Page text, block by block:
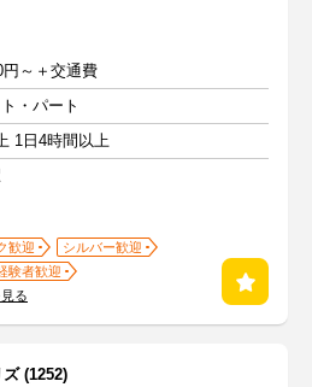
円～＋交通費
・パート
1日4時間以上
歓迎
シルバー歓迎
験者歓迎
る
(1252)